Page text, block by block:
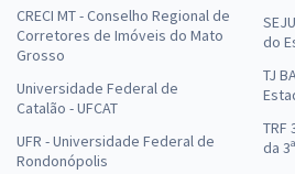
CRECI MT - Conselho Regional de
Corretores de Imóveis do Mato
Grosso
Universidade Federal de
Catalão - UFCAT
UFR - Universidade Federal de
Rondonópolis
do
TJ
TRF
da